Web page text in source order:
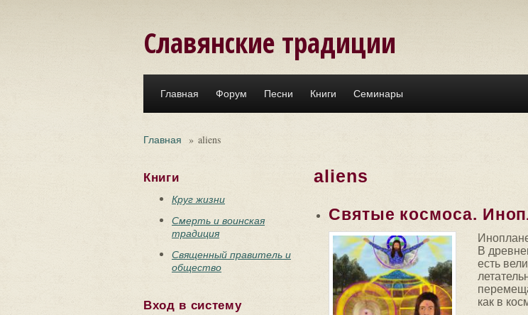
Славянские традиции
Главная Форум Песни Книги Семинары
Главная » aliens
Книги
Круг жизни
Смерть и воинская
традиция
Священный правитель и
общество
Вход в систему
aliens
Святые космоса.
В
есть
как в